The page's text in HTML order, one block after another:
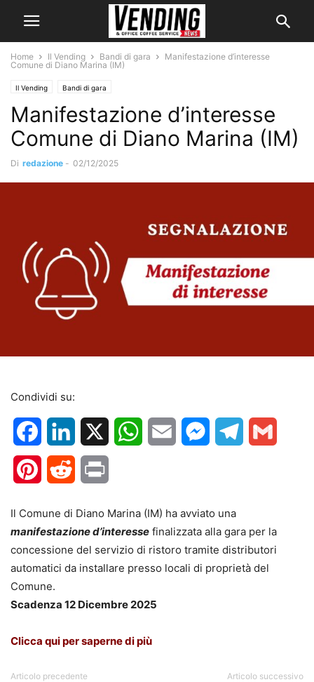
Home Il Vending Bandi di gara
Manifestazione d’interesse
Comune di Diano Marina (IM)
Il Vending Bandi di gara
Manifestazione d’interesse
Comune di Diano Marina (IM)
Di redazione - 02/12/2025
Condividi su:
FacebookLinkedIn WhatsApp
Email MessengerTelegram
PinterestReddit
Il Comune di Diano Marina (IM) ha avviato una
manifestazione d’interesse finalizzata alla gara per la
concessione del servizio di ristoro tramite distributori
automatici da installare presso locali di proprietà del
Comune.
Scadenza 12 Dicembre 2025
Clicca qui per saperne di più
Articolo precedente Articolo successivo